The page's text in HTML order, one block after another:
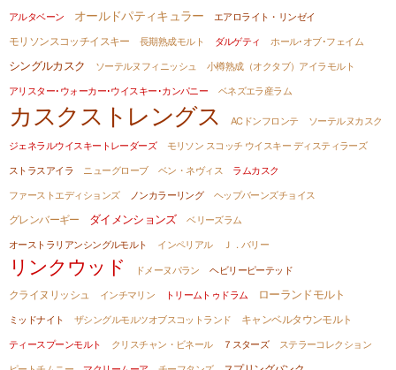
アルタベーン
オールドパティキュラー エアロライト・リンゼイ
モリソンスコッチイスキー 長期熟成モルト ダルゲティ ホール･オブ･フェイム
シングルカスク ソーテルヌフィニッシュ
小樽熟成（オクタブ）アイラモルト
アリスター･ウォーカー･ウイスキー･カンパニー
ベネズエラ産ラム
カスクストレングス ACドンフロンテ
ソーテルヌカスク
ジェネラルウイスキートレーダーズ
モリソン スコッチ ウイスキー ディスティラーズ
ストラスアイラ
ニューグローブ ベン・ネヴィス
ラムカスク
ファーストエディションズ
ノンカラーリング ヘップバーンズチョイス
グレンバーギー ダイメンションズ
ベリーズラム
オーストラリアンシングルモルト
インペリアル Ｊ．バリー
リンクウッド ドメーヌパラン
ヘビリーピーテッド
クライヌリッシュ
インチマリン トリームトゥドラム ローランドモルト
ミッドナイト ザシングルモルツオブスコットランド
キャンベルタウンモルト
ティースプーンモルト
クリスチャン・ビネール ７スターズ
ステラーコレクション